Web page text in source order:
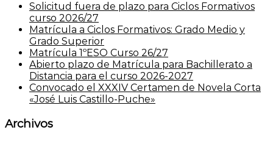
Solicitud fuera de plazo para Ciclos Formativos
curso 2026/27
Matrícula a Ciclos Formativos: Grado Medio y
Grado Superior
Matrícula 1ºESO Curso 26/27
Abierto plazo de Matrícula para Bachillerato a
Distancia para el curso 2026-2027
Convocado el XXXIV Certamen de Novela Corta
«José Luis Castillo-Puche»
Archivos